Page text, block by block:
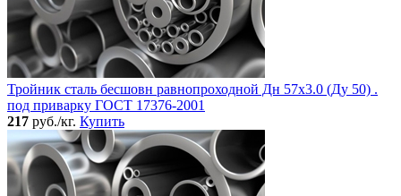
Тройник сталь бесшовн равнопроходной Дн 57х3.0 (Ду 50) .
под приварку ГОСТ 17376-2001
217 руб./кг. Купить